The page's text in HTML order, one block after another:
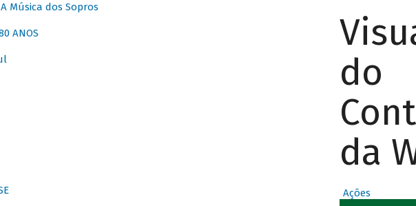
A Música dos Sopros
ANOS
do
da
Ações